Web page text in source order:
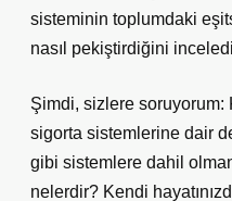
sisteminin toplumdaki
nasıl pekiştirdiğini
Şimdi, sizlere soruyorum:
sigorta sistemlerine dair
gibi sistemlere dahil
nelerdir? Kendi